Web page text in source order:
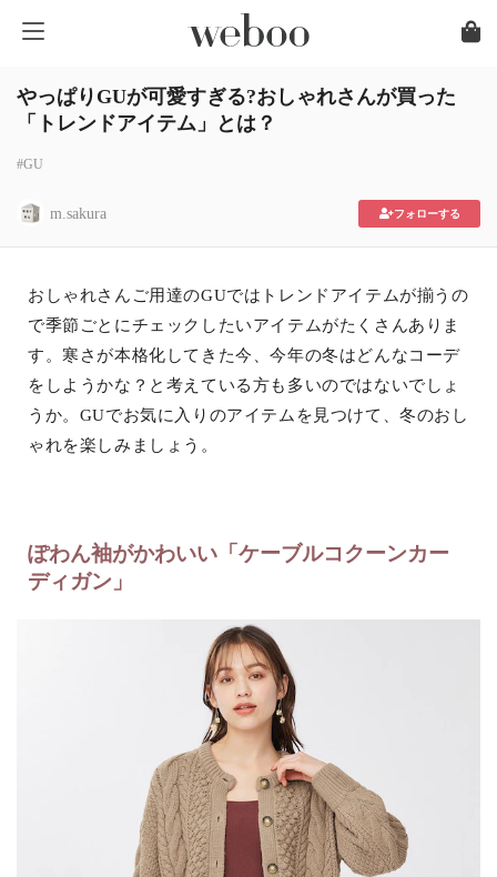
やっぱりGUが可愛すぎる?おしゃれさんが買った
「トレンドアイテム」とは？
#GU
m.sakura フォローする
おしゃれさんご用達のGUではトレンドアイテムが揃うの
で季節ごとにチェックしたいアイテムがたくさんありま
す。寒さが本格化してきた今、今年の冬はどんなコーデ
をしようかな？と考えている方も多いのではないでしょ
うか。GUでお気に入りのアイテムを見つけて、冬のおし
ゃれを楽しみましょう。
ぽわん袖がかわいい「ケーブルコクーンカー
ディガン」